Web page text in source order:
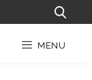
MENU